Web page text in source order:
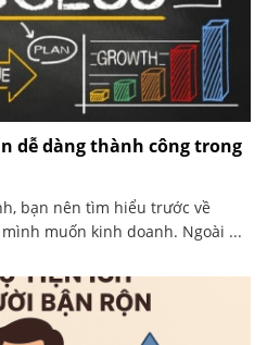
dễ dàng thành công trong
bạn nên tìm hiểu trước về
muốn kinh doanh. Ngoài ...